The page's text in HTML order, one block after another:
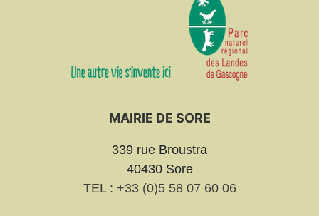
MAIRIE DE SORE
339 rue Broustra
40430 Sore
TEL : +33 (0)5 58 07 60 06